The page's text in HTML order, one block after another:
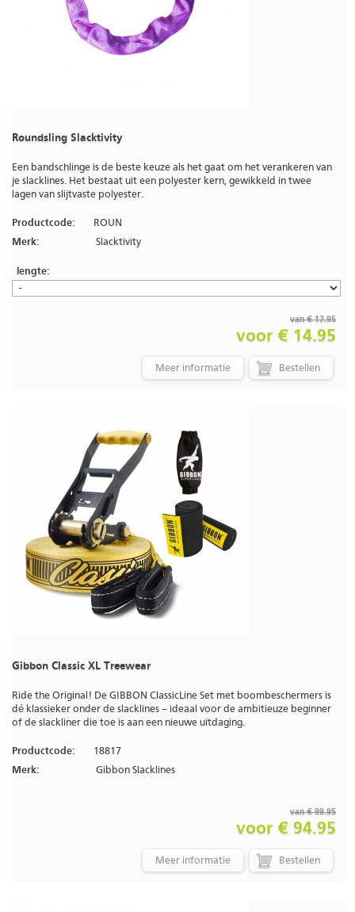
Roundsling Slacktivity
Een bandschlinge is de beste keuze als het gaat om het verankeren van
je slacklines. Het bestaat uit een polyester kern, gewikkeld in twee
lagen van slijtvaste polyester.
Productcode:
ROUN
Merk:
Slacktivity
lengte:
van € 17.95
voor € 14.95
Meer informatie
Gibbon Classic XL Treewear
Ride the Original! De GIBBON ClassicLine Set met boombeschermers is
dé klassieker onder de slacklines – ideaal voor de ambitieuze beginner
of de slackliner die toe is aan een nieuwe uitdaging.
Productcode:
18817
Merk:
Gibbon Slacklines
van € 99.95
voor € 94.95
Meer informatie